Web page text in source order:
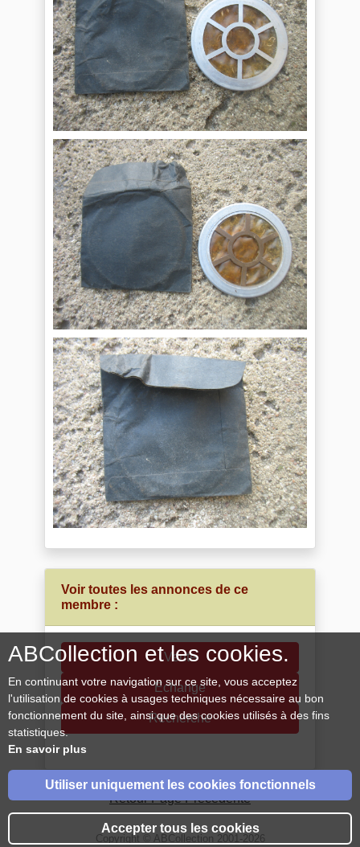
Voir toutes les annonces de ce
membre :
Vente
Echange
Recherche
Retour Page Précédente
Copyright © ABCollection 2001-2026
ABCollection et les cookies.
En continuant votre navigation sur ce site, vous acceptez
l'utilisation de cookies à usages techniques nécessaire au bon
fonctionnement du site, ainsi que des cookies utilisés à des fins
statistiques.
En savoir plus
Utiliser uniquement les cookies fonctionnels
Accepter tous les cookies